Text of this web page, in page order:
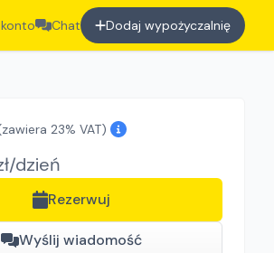
Chat Dodaj wypożyczalnię
23% VAT)
dzień
Rezerwuj
Wyślij wiadomość